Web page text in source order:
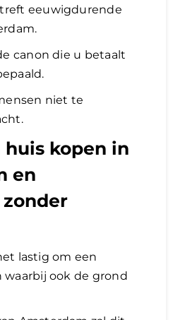
eeuwigdurende
canon die u betaalt
niet te
huis kopen in
en
lastig om een
ook de grond